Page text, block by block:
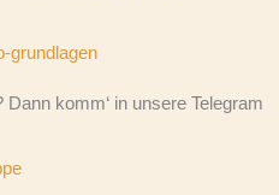
grundlagen
komm‘ in unsere Telegram